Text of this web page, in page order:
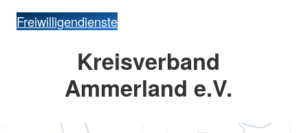
Freiwilligendienste
Kreisverband
Ammerland e.V.